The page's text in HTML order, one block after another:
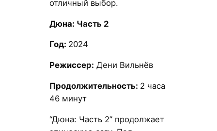
отличный выбор.
Дюна: Часть 2
Год: 2024
Режиссер: Дени Вильнёв
Продолжительность: 2 часа
46 минут
“Дюна: Часть 2” продолжает